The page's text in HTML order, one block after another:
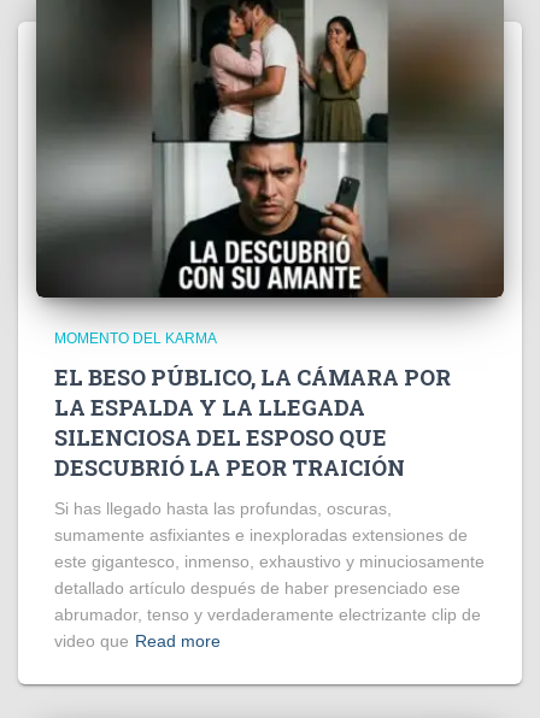
MOMENTO DEL KARMA
EL BESO PÚBLICO, LA CÁMARA POR
LA ESPALDA Y LA LLEGADA
SILENCIOSA DEL ESPOSO QUE
DESCUBRIÓ LA PEOR TRAICIÓN
Si has llegado hasta las profundas, oscuras,
sumamente asfixiantes e inexploradas extensiones de
este gigantesco, inmenso, exhaustivo y minuciosamente
detallado artículo después de haber presenciado ese
abrumador, tenso y verdaderamente electrizante clip de
video que Read more